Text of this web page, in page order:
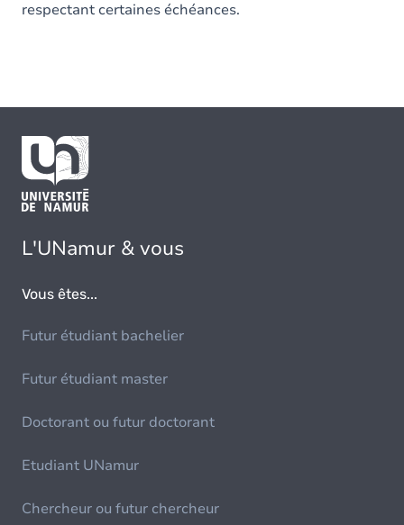
respectant certaines échéances.
L'UNamur & vous
Vous êtes...
Futur étudiant bachelier
Futur étudiant master
Doctorant ou futur doctorant
Etudiant UNamur
Chercheur ou futur chercheur